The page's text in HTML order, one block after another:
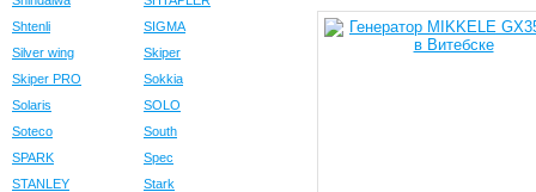
Shtenli
SIGMA
Silver wing
Skiper
Skiper PRO
Sokkia
Solaris
SOLO
Soteco
South
SPARK
Spec
STANLEY
Stark